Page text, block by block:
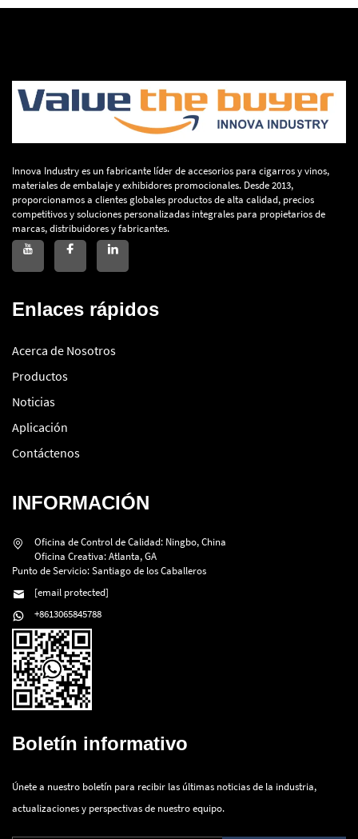
Innova Industry es un fabricante líder de accesorios para cigarros y vinos,
materiales de embalaje y exhibidores promocionales. Desde 2013,
proporcionamos a clientes globales productos de alta calidad, precios
competitivos y soluciones personalizadas integrales para propietarios de
marcas, distribuidores y fabricantes.
Enlaces rápidos
Acerca de Nosotros
Productos
Noticias
Aplicación
Contáctenos
INFORMACIÓN
Oficina de Control de Calidad: Ningbo, China
Oficina Creativa: Atlanta, GA
Punto de Servicio: Santiago de los Caballeros
[email protected]
+8613065845788
Boletín informativo
Únete a nuestro boletín para recibir las últimas noticias de la industria,
actualizaciones y perspectivas de nuestro equipo.